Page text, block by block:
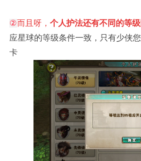
②而且呀， 个人护法还有不同的等
应星球的等级条件一致，只有少侠
卡